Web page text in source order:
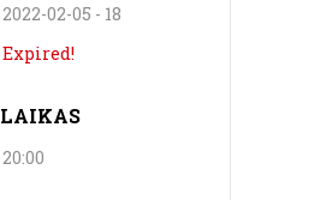
2022-02-05 - 18
Expired!
LAIKAS
20:00